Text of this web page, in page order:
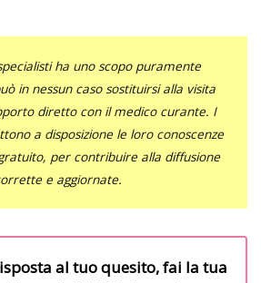
ha uno scopo puramente
in nessun caso sostituirsi alla visita
diretto con il medico curante. I
a disposizione le loro conoscenze
per contribuire alla diffusione
e aggiornate.
al tuo quesito, fai la tua